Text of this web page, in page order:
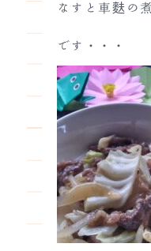
なすと車麩の
です・・・